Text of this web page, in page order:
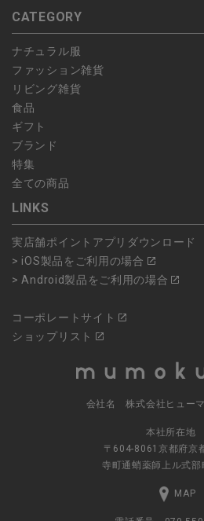
CATEGORY
ナチュラル服
ファッション雑貨
リビング雑貨
食品
ギフト
ブランド
特集
全ての商品
LINKS
実店舗ポイントアプリダウンロード
> iOS製品をご利用の場合
> Android製品をご利用の場合
コーポレートサイト
ショップリスト
会社名 株式会社ヒュー
本社所在地
〒604-8061京都府京
寺町通蛸薬師上ル式
MAP